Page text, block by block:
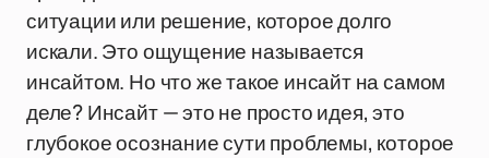
ситуации или решение, которое долго
искали. Это ощущение называется
инсайтом. Но что же такое инсайт на самом
деле? Инсайт — это не просто идея, это
глубокое осознание сути проблемы, которое